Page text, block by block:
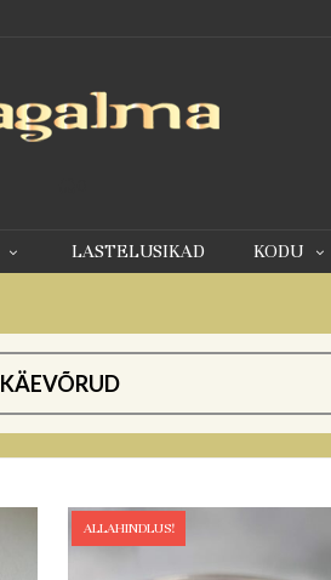
LASTELUSIKAD KODU
KÄEVÕRUD
ALLAHINDLUS!